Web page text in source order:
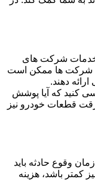
خدمات شرکت های
شرکت ها ممکن است
دهند.
کنید که آیا پوشش
قطعات خودرو نیز
وقوع حادثه باید
کمتر باشد، هزینه